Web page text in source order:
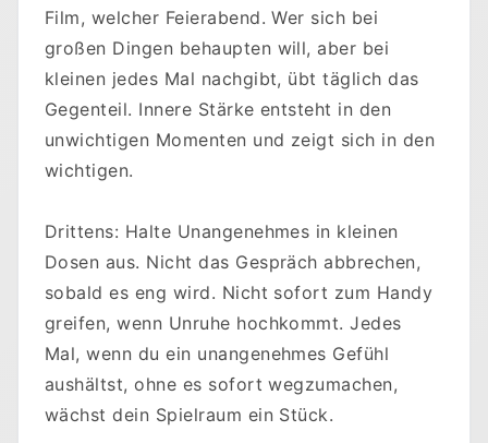
Film, welcher Feierabend. Wer sich bei
großen Dingen behaupten will, aber bei
kleinen jedes Mal nachgibt, übt täglich das
Gegenteil. Innere Stärke entsteht in den
unwichtigen Momenten und zeigt sich in den
wichtigen.
Drittens: Halte Unangenehmes in kleinen
Dosen aus. Nicht das Gespräch abbrechen,
sobald es eng wird. Nicht sofort zum Handy
greifen, wenn Unruhe hochkommt. Jedes
Mal, wenn du ein unangenehmes Gefühl
aushältst, ohne es sofort wegzumachen,
wächst dein Spielraum ein Stück.